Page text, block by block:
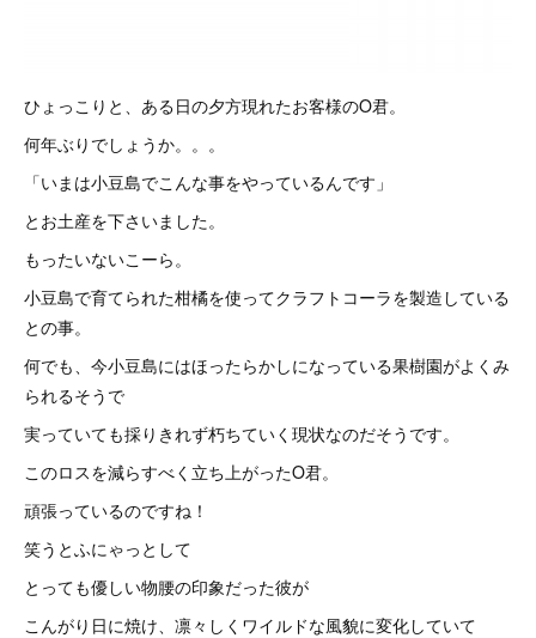
ひょっこりと、ある日の夕方現れたお客様のO君。
何年ぶりでしょうか。。。
「いまは小豆島でこんな事をやっているんです」
とお土産を下さいました。
もったいないこーら。
小豆島で育てられた柑橘を使ってクラフトコーラを製造している
との事。
何でも、今小豆島にはほったらかしになっている果樹園がよくみ
られるそうで
実っていても採りきれず朽ちていく現状なのだそうです。
このロスを減らすべく立ち上がったO君。
頑張っているのですね！
笑うとふにゃっとして
とっても優しい物腰の印象だった彼が
こんがり日に焼け、凛々しくワイルドな風貌に変化していて